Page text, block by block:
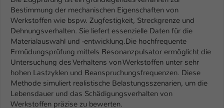
Bestimmung der mechanischen Eigenschaften von
Werkstoffen wie bspw. Zugfestigkeit, Streckgrenze und
Dehnungsverhalten. Sie liefert essenzielle Daten für die
Materialauswahl und -entwicklung.Die hochfrequente
Ermüdungsprüfung mittels Resonanzpulsator ermöglicht die
Untersuchung des Verhaltens von Werkstoffen unter sehr
hohen Lastzyklen und Beanspruchungsfrequenzen. Diese
Methode simuliert realistische Belastungsszenarien, um die
Lebensdauer und das Schädigungsverhalten von
Werkstoffen präzise zu bewerten.
Zweck
Einstellungen. Unter anderem eine zufällig
generierte ID, für die historische
Speicherung Ihrer vorgenommen
Einstellungen, falls der Webseiten-
Betreiber dies eingestellt hat.
Name fe_typo_user / PHPSESSID
Anbieter TYPO3